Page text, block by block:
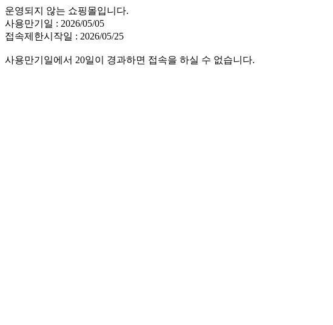
운영되지 않는 쇼핑몰입니다.
사용만기일 : 2026/05/05
접속제한시작일 : 2026/05/25
사용만기일에서 20일이 경과하면 접속을 하실 수 없습니다.